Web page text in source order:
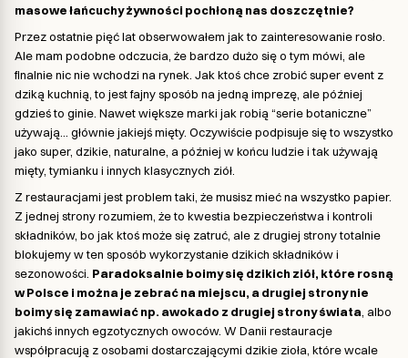
masowe łańcuchy żywności pochłoną nas doszczętnie?
Przez ostatnie pięć lat obserwowałem jak to zainteresowanie rosło.
Ale mam podobne odczucia, że bardzo dużo się o tym mówi, ale
finalnie nic nie wchodzi na rynek. Jak ktoś chce zrobić super event z
dziką kuchnią, to jest fajny sposób na jedną imprezę, ale później
gdzieś to ginie. Nawet większe marki jak robią “serie botaniczne”
używają… głównie jakiejś mięty. Oczywiście podpisuje się to wszystko
jako super, dzikie, naturalne, a później w końcu ludzie i tak używają
mięty, tymianku i innych klasycznych ziół.
Z restauracjami jest problem taki, że musisz mieć na wszystko papier.
Z jednej strony rozumiem, że to kwestia bezpieczeństwa i kontroli
składników, bo jak ktoś może się zatruć, ale z drugiej strony totalnie
blokujemy w ten sposób wykorzystanie dzikich składników i
sezonowości. Paradoksalnie boimy się dzikich ziół, które rosną
w Polsce i można je zebrać na miejscu, a drugiej strony nie
boimy się zamawiać np. awokado z drugiej strony świata , albo
jakichś innych egzotycznych owoców. W Danii restauracje
współpracują z osobami dostarczającymi dzikie zioła, które wcale